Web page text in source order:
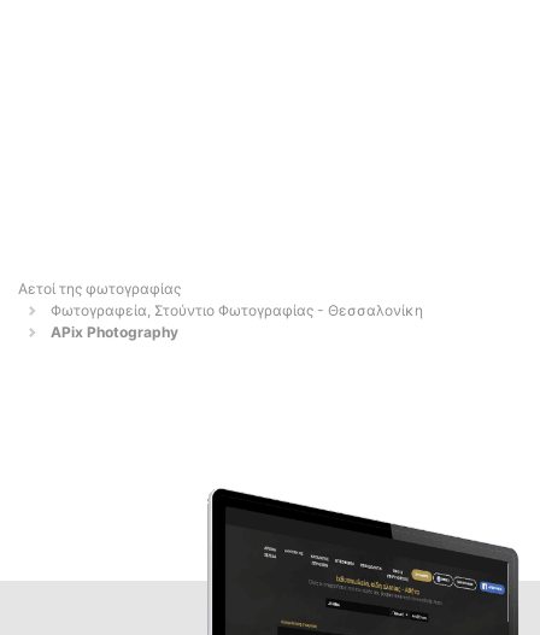
Αετοί της φωτογραφίας
Φωτογραφεία, Στούντιο Φωτογραφίας - Θεσσαλονίκη
APix Photography